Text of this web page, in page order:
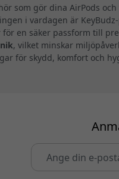
som gör dina AirPods
i vardagen är
en säker passform till
, vilket minskar
för skydd, komfort och